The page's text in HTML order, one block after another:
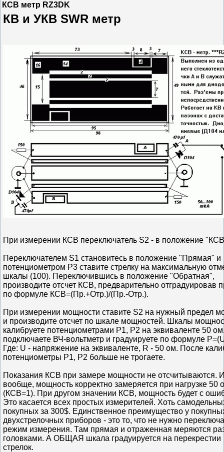
КСВ метр RZ3DK
КВ и УКВ SWR метр
При измерении КСВ переключатель S2 - в положение
Переключателем S1 становитесь в положение "Прямая" и
потенциометром Р3 ставите стрелку на максимальную
шкалы (100). Переключившись в положение "Обратная",
производите отсчет КСВ, предварительно отградуировав
по формуле КСВ=(Пр.+Отр.)/(Пр.-Отр.).
При измерении мощности ставите S2 на нужный предел
и производите отсчет по шкале мощностей. Шкалы
калибруете потенциометрами Р1, Р2 на эквиваленте 50
подключаете ВЧ-вольтметр и градуируете по формуле
Где: U - напряжение на эквиваленте, R - 50 ом. После
потенциометры Р1, Р2 больше не трогаете.
Показания КСВ при замере мощности не отсчитываются.
вообще, мощность корректно замеряется при нагрузке 50
(КСВ=1). При другом значении КСВ, мощность будет с
Это касается всех простых измерителей. Хоть
покупных за 300$. Единственное преимущество у
двухстрелочных приборов - это то, что не нужно
режим измерения. Там прямая и отраженная меряются
головками. А ОБЩАЯ шкала градуируется на перекрестии
стрелок.